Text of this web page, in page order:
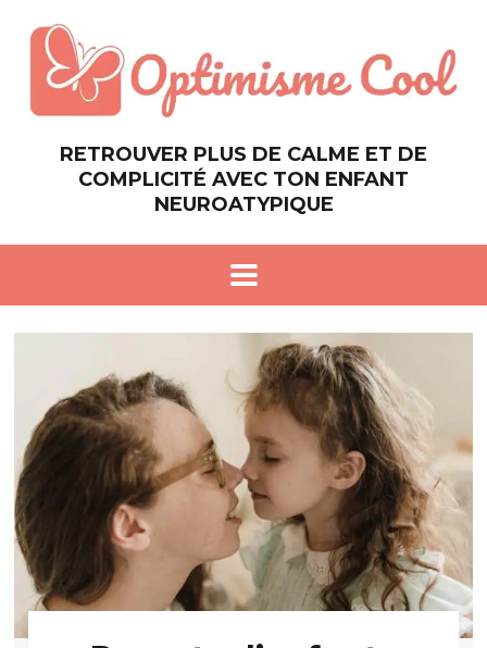
RETROUVER PLUS DE CALME ET DE
COMPLICITÉ AVEC TON ENFANT
NEUROATYPIQUE